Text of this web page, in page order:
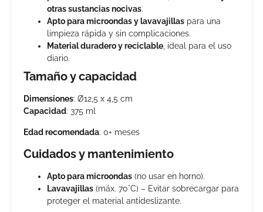
otras sustancias nocivas.
Apto para microondas y lavavajillas para una
limpieza rápida y sin complicaciones.
Material duradero y reciclable, ideal para el uso
diario.
Tamaño y capacidad
Dimensiones: Ø12,5 x 4,5 cm
Capacidad: 375 ml
Edad recomendada: 0+ meses
Cuidados y mantenimiento
Apto para microondas (no usar en horno).
Lavavajillas (máx. 70°C) – Evitar sobrecargar para
proteger el material antideslizante.